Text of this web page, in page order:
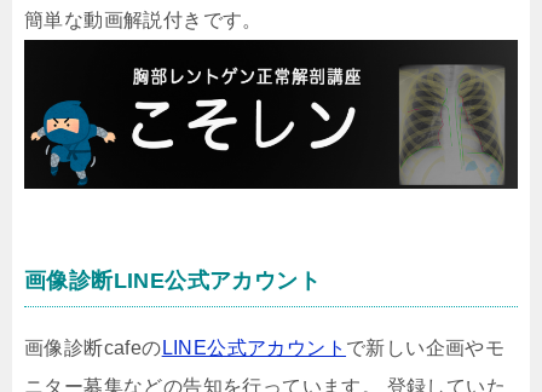
簡単な動画解説付きです。
画像診断LINE公式アカウント
画像診断cafeの LINE公式アカウント で新しい企画やモ
ニター募集などの告知を行っています。 登録していた